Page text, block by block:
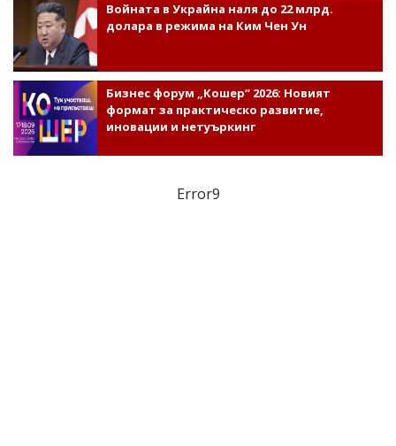
Войната в Украйна наля до 22 млрд.
долара в режима на Ким Чен Ун
Бизнес форум „Кошер“ 2026: Новият
формат за практическо развитие,
иновации и нетуъркинг
Error9